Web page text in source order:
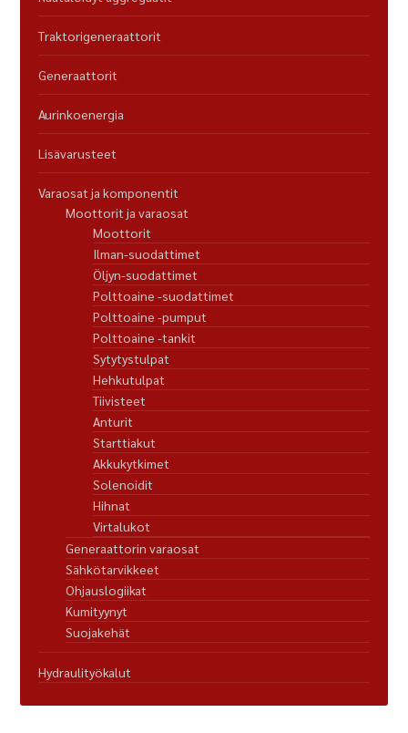
Traktorigeneraattorit
Generaattorit
Aurinkoenergia
Lisävarusteet
Varaosat ja komponentit
Moottorit ja varaosat
Moottorit
Ilman-suodattimet
Öljyn-suodattimet
Polttoaine -suodattimet
Polttoaine -pumput
Polttoaine -tankit
Sytytystulpat
Hehkutulpat
Tiivisteet
Anturit
Starttiakut
Akkukytkimet
Solenoidit
Hihnat
Virtalukot
Generaattorin varaosat
Sähkötarvikkeet
Ohjauslogiikat
Kumityynyt
Suojakehät
Hydraulityökalut